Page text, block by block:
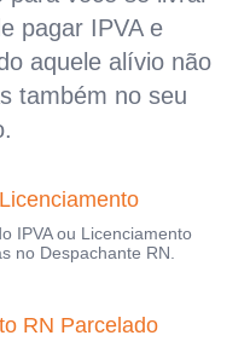
pagar IPVA e
aquele alívio não
também no seu
IPVA ou Licenciamento
no Despachante RN.
RN Parcelado